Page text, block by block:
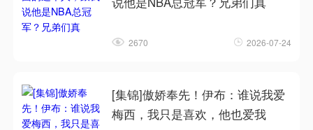
2670 2026-07-24
[集锦]傲娇奉先！伊布：谁说我爱
梅西，我只是喜欢，他也爱我